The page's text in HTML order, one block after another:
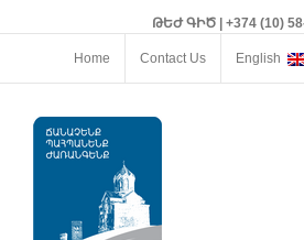
ԹԵԺ ԳԻԾ | +374 (10)
Home Contact Us English